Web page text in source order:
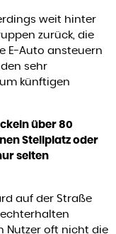
weit hinter
zurück, die
E-Auto ansteuern
sehr
künftigen
über 80
Stellplatz oder
selten
auf der Straße
Nutzer oft nicht die